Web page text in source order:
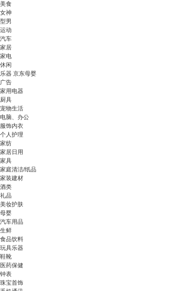
美食
女神
型男
运动
汽车
家居
家电
休闲
乐器 京东母婴
广告
家用电器
厨具
宠物生活
电脑、办公
服饰内衣
个人护理
家纺
家居日用
家具
家庭清洁/纸品
家装建材
酒类
礼品
美妆护肤
母婴
汽车用品
生鲜
食品饮料
玩具乐器
鞋靴
医药保健
钟表
珠宝首饰